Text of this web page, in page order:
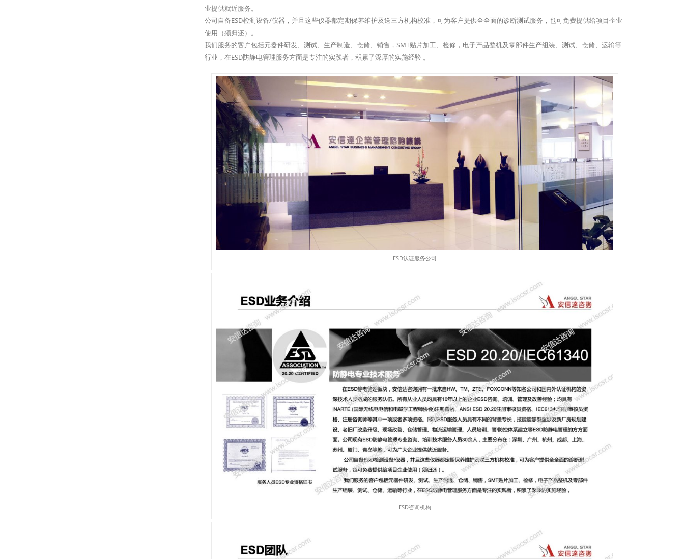
业提供就近服务。
公司自备ESD检测设备/仪器，并且这些仪器都定期保养维护及送三方机构校准，可为客户提供全全面的诊断测试服务，也可免费提供给项目企业
使用（须归还）。
我们服务的客户包括元器件研发、测试、生产制造、仓储、销售，SMT贴片加工、检修，电子产品整机及零部件生产组装、测试、仓储、运输等
行业，在ESD防静电管理服务方面是专注的实践者，积累了深厚的实施经验 。
ESD认证服务公司
ESD咨询机构